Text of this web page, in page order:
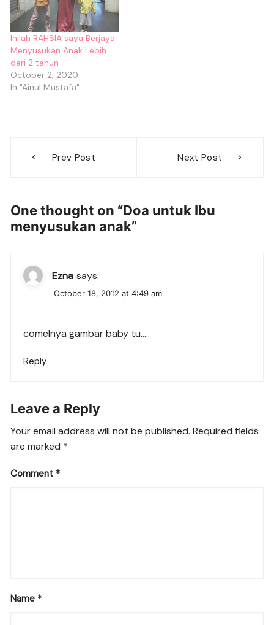
Inilah RAHSIA saya Berjaya
Menyusukan Anak Lebih
dari 2 tahun
October 2, 2020
In "Ainul Mustafa"
navigation
Prev Post Next Post
One thought on “Doa untuk Ibu
menyusukan anak”
Ezna says:
October 18, 2012 at 4:49 am
comelnya gambar baby tu…..
Reply
Leave a Reply
Your email address will not be published. Required fields
are marked *
Comment *
Name *